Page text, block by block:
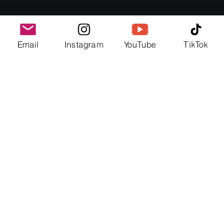
Email Instagram YouTube TikTok